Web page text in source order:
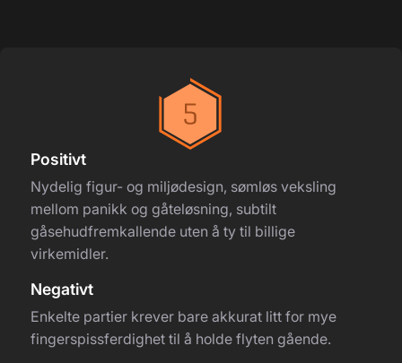
Positivt
Nydelig figur- og miljødesign, sømløs veksling
mellom panikk og gåteløsning, subtilt
gåsehudfremkallende uten å ty til billige
virkemidler.
Negativt
Enkelte partier krever bare akkurat litt for mye
fingerspissferdighet til å holde flyten gående.